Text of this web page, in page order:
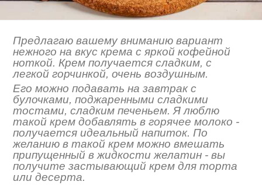
Предлагаю вашему вниманию вариант
нежного на вкус крема с яркой кофейной
ноткой. Крем получается сладким, с
легкой горчинкой, очень воздушным.
Его можно подавать на завтрак с
булочками, поджаренными сладкими
тостами, сладким печеньем. Я люблю
такой крем добавлять в горячее молоко -
получается идеальный напиток. По
желанию в такой крем можно вмешать
припущенный в жидкости желатин - вы
получите застывающий крем для торта
или десерта.